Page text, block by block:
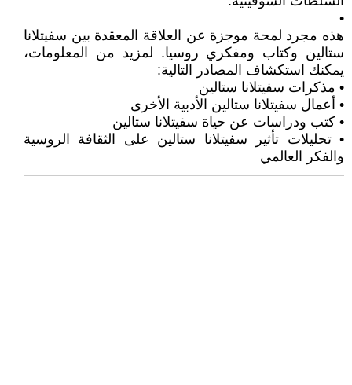
•
هذه مجرد لمحة موجزة عن العلاقة المعقدة بين سفيتلانا
ستالين وكتاب ومفكري روسيا. لمزيد من المعلومات،
يمكنك استكشاف المصادر التالية:
• مذكرات سفيتلانا ستالين
• أعمال سفيتلانا ستالين الأدبية الأخرى
• كتب ودراسات عن حياة سفيتلانا ستالين
• تحليلات تأثير سفيتلانا ستالين على الثقافة الروسية
والفكر العالمي